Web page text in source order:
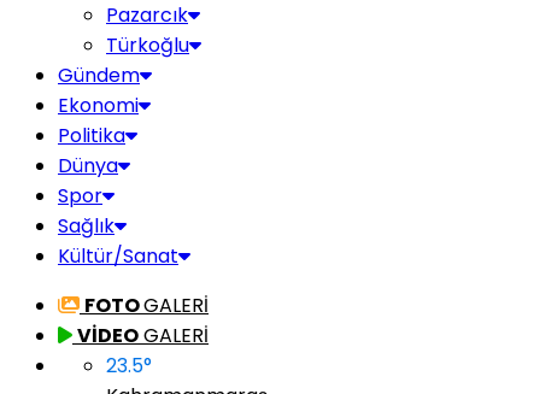
Pazarcık
Türkoğlu
Gündem
Ekonomi
Politika
Dünya
Spor
Sağlık
Kültür/Sanat
FOTOGALERİ
VİDEOGALERİ
23.5°